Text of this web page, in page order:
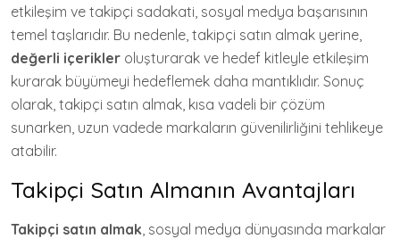
etkileşim ve takipçi sadakati, sosyal medya başarısının
temel taşlarıdır. Bu nedenle, takipçi satın almak yerine,
değerli içerikler oluşturarak ve hedef kitleyle etkileşim
kurarak büyümeyi hedeflemek daha mantıklıdır. Sonuç
olarak, takipçi satın almak, kısa vadeli bir çözüm
sunarken, uzun vadede markaların güvenilirliğini tehlikeye
atabilir.
Takipçi Satın Almanın Avantajları
Takipçi satın almak, sosyal medya dünyasında markalar